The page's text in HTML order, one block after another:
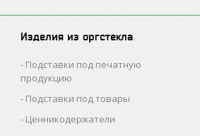
Изделия из оргстекла
Подставки под печатную
продукцию
Подставки под товары
Ценникодержатели